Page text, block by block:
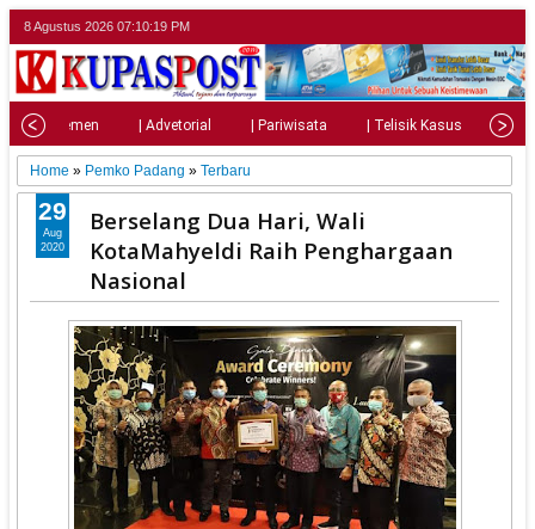
8 Agustus 2026 07:10:20 PM
| Parlemen | Advetorial | Pariwisata | Telisik Kasus |
Home » Pemko Padang »Terbaru
Berselang Dua Hari, Wali
KotaMahyeldi Raih Penghargaan
Nasional
29
Aug
2020